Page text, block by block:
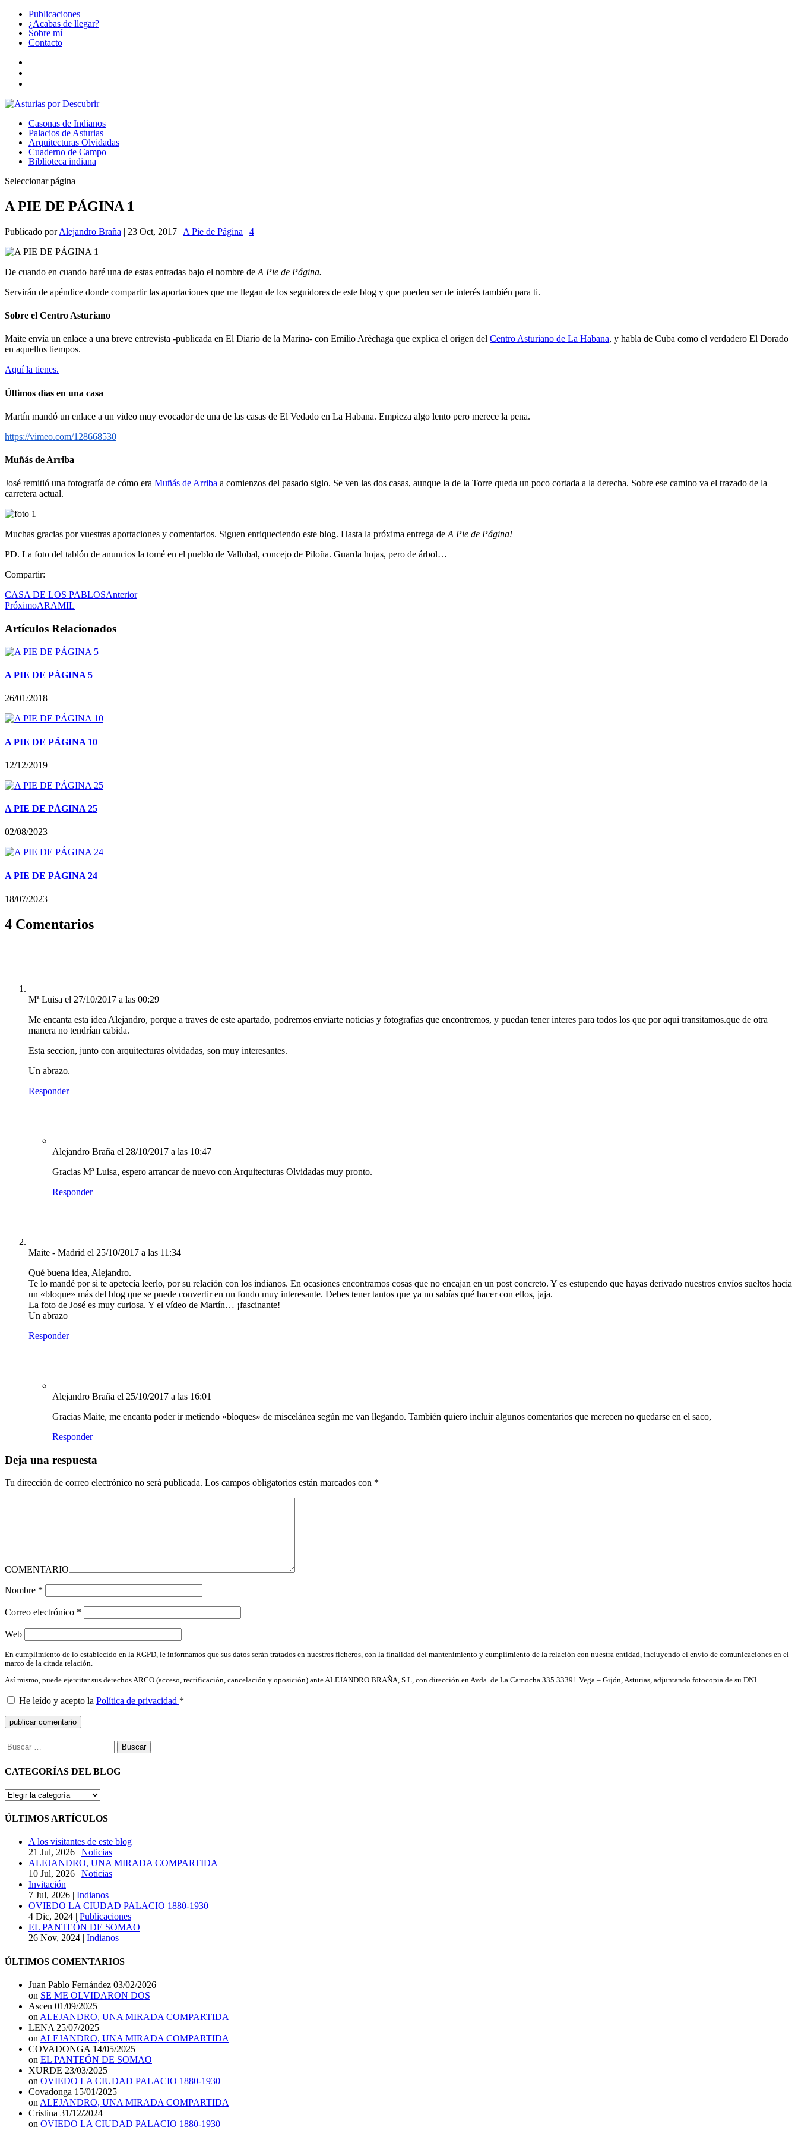
Publicaciones
¿Acabas de llegar?
Sobre mí
Contacto
Casonas de Indianos
Palacios de Asturias
Arquitecturas Olvidadas
Cuaderno de Campo
Biblioteca indiana
Seleccionar página
A PIE DE PÁGINA 1
Publicado porAlejandro Braña | 23 Oct, 2017 | A Pie de Página | 4
De cuando en cuando haré una de estas entradas bajo el nombre de A Pie de Página.
Servirán de apéndice donde compartir las aportaciones que me llegan de los seguidores de este blog y que pueden ser de interés también para ti.
Sobre el Centro Asturiano
Maite envía un enlace a una breve entrevista -publicada en El Diario de la Marina- con Emilio Aréchaga que explica el origen del Centro Asturiano de La Habana, y habla de Cuba como el verdadero El Dorado
en aquellos tiempos.
Aquí la tienes.
Últimos días en una casa
Martín mandó un enlace a un video muy evocador de una de las casas de El Vedado en La Habana. Empieza algo lento pero merece la pena.
https://vimeo.com/128668530
Muñás de Arriba
José remitió una fotografía de cómo era Muñás de Arriba a comienzos del pasado siglo. Se ven las dos casas, aunque la de la Torre queda un poco cortada a la derecha. Sobre ese camino va el trazado de la
carretera actual.
Muchas gracias por vuestras aportaciones y comentarios. Siguen enriqueciendo este blog. Hasta la próxima entrega deA Pie de Página!
PD. La foto del tablón de anuncios la tomé en el pueblo de Vallobal, concejo de Piloña. Guarda hojas, pero de árbol…
Compartir:
CASA DE LOS PABLOSAnterior
PróximoARAMIL
Artículos Relacionados
A PIE DE PÁGINA 5
26/01/2018
A PIE DE PÁGINA 10
12/12/2019
A PIE DE PÁGINA 25
02/08/2023
A PIE DE PÁGINA 24
18/07/2023
4 Comentarios
Mª Luisa el 27/10/2017 a las 00:29
Me encanta esta idea Alejandro, porque a traves de este apartado, podremos enviarte noticias y fotografias que encontremos, y puedan tener interes para todos los que por aqui transitamos.que de otra
manera no tendrían cabida.
Esta seccion, junto con arquitecturas olvidadas, son muy interesantes.
Un abrazo.
Responder
Alejandro Braña el 28/10/2017 a las 10:47
Gracias Mª Luisa, espero arrancar de nuevo con Arquitecturas Olvidadas muy pronto.
Responder
Maite - Madrid el 25/10/2017 a las 11:34
Qué buena idea, Alejandro.
Te lo mandé por si te apetecía leerlo, por su relación con los indianos. En ocasiones encontramos cosas que no encajan en un post concreto. Y es estupendo que hayas derivado nuestros envíos sueltos hacia
un «bloque» más del blog que se puede convertir en un fondo muy interesante. Debes tener tantos que ya no sabías qué hacer con ellos, jaja.
La foto de José es muy curiosa. Y el vídeo de Martín… ¡fascinante!
Un abrazo
Responder
Alejandro Braña el 25/10/2017 a las 16:01
Gracias Maite, me encanta poder ir metiendo «bloques» de miscelánea según me van llegando. También quiero incluir algunos comentarios que merecen no quedarse en el saco,
Responder
Deja una respuesta
Tu dirección de correo electrónico no será publicada. Los campos obligatorios están marcados con *
COMENTARIO
Nombre *
Correo electrónico *
Web
En cumplimiento de lo establecido en la RGPD, le informamos que sus datos serán tratados en nuestros ficheros, con la finalidad del mantenimiento y cumplimiento de la relación con nuestra entidad, incluyendo el envío de comunicaciones en el
marco de la citada relación.
Así mismo, puede ejercitar sus derechos ARCO (acceso, rectificación, cancelación y oposición) ante ALEJANDRO BRAÑA, S.L, con dirección en Avda. de La Camocha 335 33391 Vega – Gijón, Asturias, adjuntando fotocopia de su DNI.
He leído y acepto la Política de privacidad *
Buscar:
CATEGORÍAS DEL BLOG
CATEGORÍAS
BLOG
ÚLTIMOS ARTÍCULOS
A los visitantes de este blog
21 Jul, 2026 | Noticias
ALEJANDRO, UNA MIRADA COMPARTIDA
10 Jul, 2026 | Noticias
Invitación
7 Jul, 2026 | Indianos
OVIEDO LA CIUDAD PALACIO 1880-1930
4 Dic, 2024 | Publicaciones
EL PANTEÓN DE SOMAO
26 Nov, 2024 | Indianos
ÚLTIMOS COMENTARIOS
Juan Pablo Fernández 03/02/2026
on SE ME OLVIDARON DOS
Ascen 01/09/2025
on ALEJANDRO, UNA MIRADA COMPARTIDA
LENA 25/07/2025
on ALEJANDRO, UNA MIRADA COMPARTIDA
COVADONGA 14/05/2025
on EL PANTEÓN DE SOMAO
XURDE 23/03/2025
on OVIEDO LA CIUDAD PALACIO 1880-1930
Covadonga 15/01/2025
on ALEJANDRO, UNA MIRADA COMPARTIDA
Cristina 31/12/2024
on OVIEDO LA CIUDAD PALACIO 1880-1930